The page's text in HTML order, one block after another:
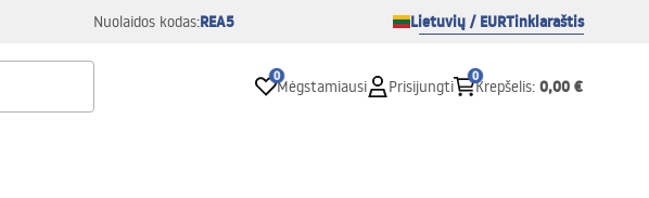
Nuolaidos kodas:REA5 Lietuvių / EURTinklaraštis
0
Mėgstamiausi Prisijungti
0
Krepšelis: 0,00 €